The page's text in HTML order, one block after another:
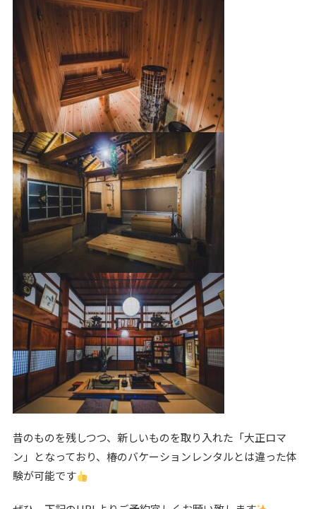
昔のものを残しつつ、新しいものを取り入れた「大正ロマ
ン」となっており、椿のバケーションレンタルとは違った体
験が可能です